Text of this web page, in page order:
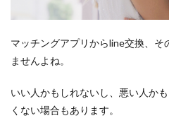
マッチングアプリからline交換、そ
ませんよね。
いい人かもしれないし、悪い人か
くない場合もあります。